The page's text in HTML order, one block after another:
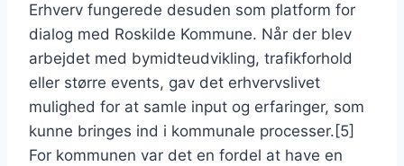
Erhverv fungerede desuden som platform for
dialog med Roskilde Kommune. Når der blev
arbejdet med bymidteudvikling, trafikforhold
eller større events, gav det erhvervslivet
mulighed for at samle input og erfaringer, som
kunne bringes ind i kommunale processer.[5]
For kommunen var det en fordel at have en